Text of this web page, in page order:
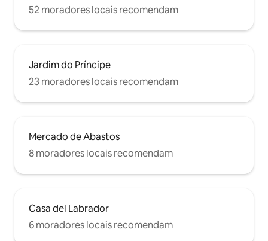
52 moradores locais recomendam
Jardim do Príncipe
23 moradores locais recomendam
Mercado de Abastos
8 moradores locais recomendam
Casa del Labrador
6 moradores locais recomendam